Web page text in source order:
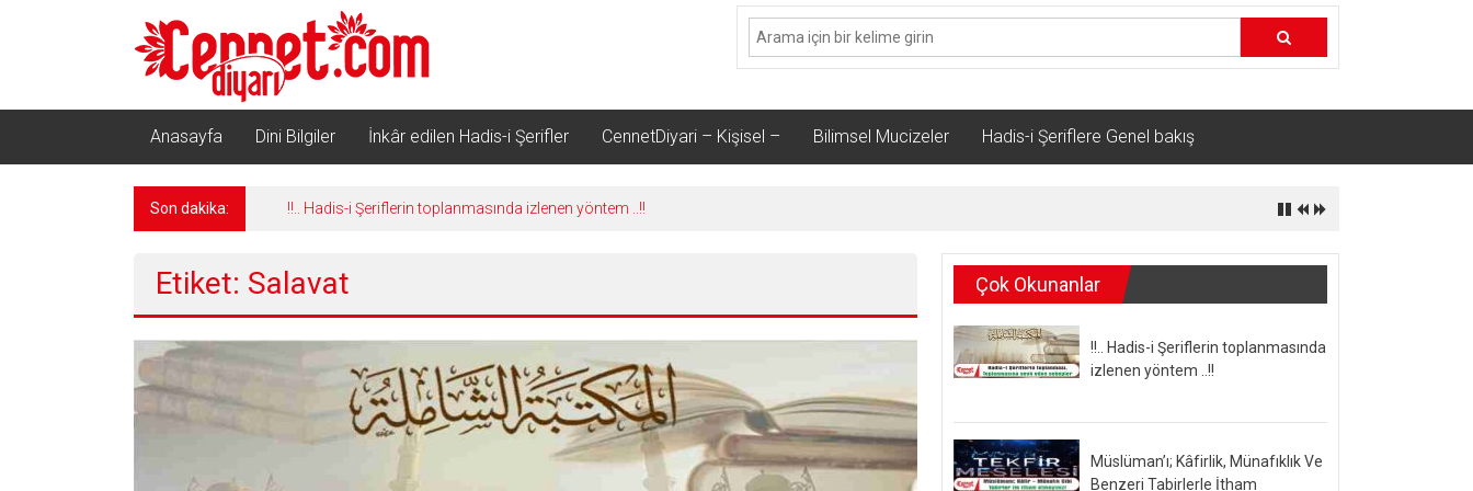
Anasayfa Dini Bilgiler İnkâr edilen Hadis-i Şerifler CennetDiyari – Kişisel – Bilimsel Mucizeler Hadis-i Şeriflere Genel bakış
Son dakika: !!.. Hadis-i Şeriflerin toplanmasında izlenen yöntem ..!!
Etiket: Salavat Çok Okunanlar
!!.. Hadis-i Şeriflerin toplanmasında
izlenen yöntem ..!!
Müslüman’ı; Kâfirlik, Münafıklık Ve
Benzeri Tabirlerle İtham